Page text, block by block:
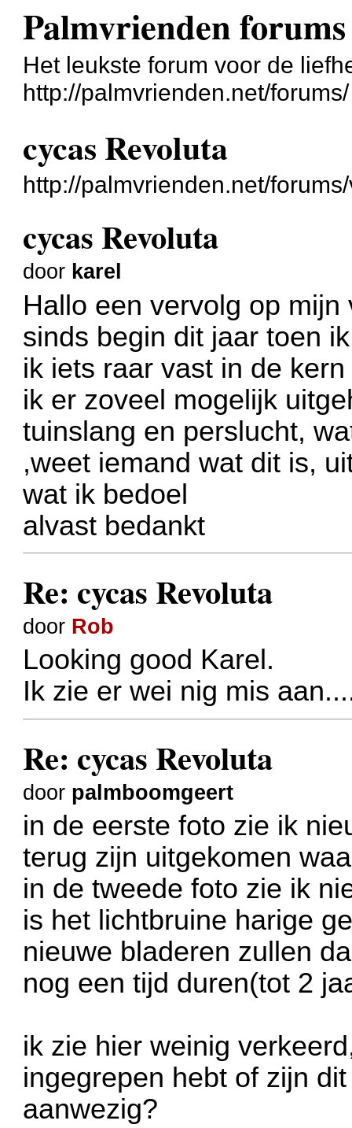
Palmvrienden forums
Het leukste forum voor de
http://palmvrienden.net/forums/
cycas Revoluta
http://palmvrienden.net/
cycas Revoluta
door karel
Hallo een vervolg op mijn
sinds begin dit jaar toen
ik iets raar vast in de
ik er zoveel mogelijk
tuinslang en perslucht,
,weet iemand wat dit is,
wat ik bedoel
alvast bedankt
Re: cycas Revoluta
door Rob
Looking good Karel.
Ik zie er wei nig mis
Re: cycas Revoluta
door palmboomgeert
in de eerste foto zie ik
terug zijn uitgekomen
in de tweede foto zie ik
is het lichtbruine harige
nieuwe bladeren zullen
nog een tijd duren(tot 2
ik zie hier weinig
ingegrepen hebt of zijn
aanwezig?